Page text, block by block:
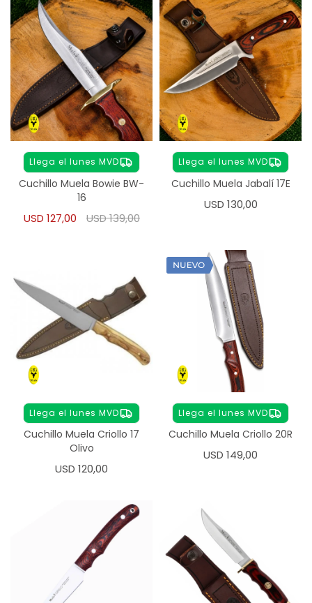
Llega el lunes MVD
Cuchillo Muela Bowie BW-
16
USD 127,00 USD139,00
Llega el lunes MVD
Cuchillo Muela Jabalí 17E
USD 130,00
Llega el lunes MVD
Cuchillo Muela Criollo 17
Olivo
USD 120,00
Llega el lunes MVD
Cuchillo Muela Criollo 20R
USD 149,00